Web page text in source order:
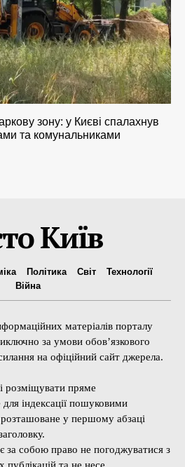
зону: у Києві спалахнув
та комунальниками
Київ
Політика Світ
Технології
Війна
матеріалів порталу
за умови обов’язкового
на офіційний сайт джерела.
розміщувати пряме
для індексації пошуковими
у першому абзаці
за собою право не погоджуватися з